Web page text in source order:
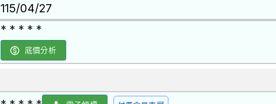
115/04/27
* * * * *
底價分析